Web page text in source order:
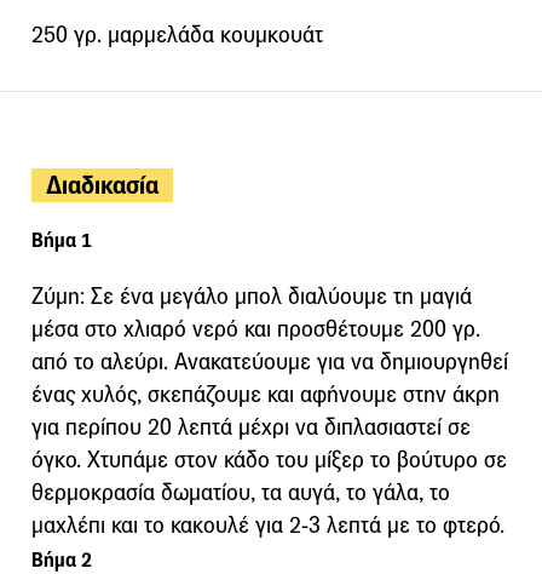
250 γρ. μαρμελάδα κουμκουάτ
Διαδικασία
Βήμα 1
Ζύμη: Σε ένα μεγάλο μπολ διαλύουμε τη μαγιά
μέσα στο χλιαρό νερό και προσθέτουμε 200 γρ.
από το αλεύρι. Ανακατεύουμε για να δημιουργηθεί
ένας χυλός, σκεπάζουμε και αφήνουμε στην άκρη
για περίπου 20 λεπτά μέχρι να διπλασιαστεί σε
όγκο. Χτυπάμε στον κάδο του μίξερ το βούτυρο σε
θερμοκρασία δωματίου, τα αυγά, το γάλα, το
μαχλέπι και το κακουλέ για 2-3 λεπτά με το φτερό.
Βήμα 2